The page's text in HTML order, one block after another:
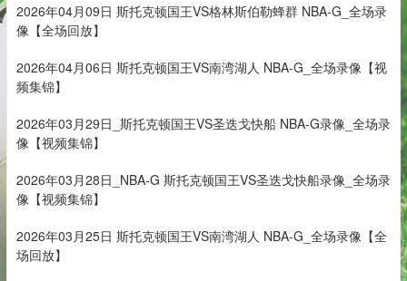
2026年04月09日 斯托克顿国王VS格林斯伯勒蜂群 NBA-G_全场录
像【全场回放】
2026年04月06日 斯托克顿国王VS南湾湖人 NBA-G_全场录像【视
频集锦】
2026年03月29日_斯托克顿国王VS圣迭戈快船 NBA-G录像_全场录
像【视频集锦】
2026年03月28日_NBA-G 斯托克顿国王VS圣迭戈快船录像_全场录
像【视频集锦】
2026年03月25日 斯托克顿国王VS南湾湖人 NBA-G_全场录像【全
场回放】